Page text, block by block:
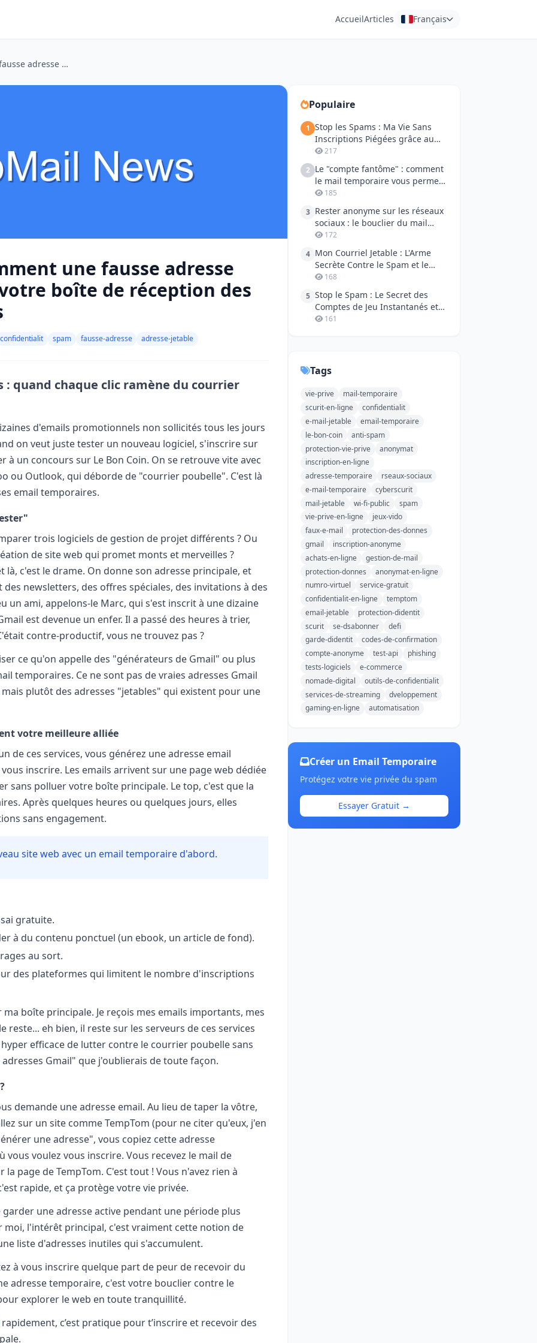
AccueilArticles Français
Stop the Flood: Comment une fausse adresse Gmail peut sauver votre boîte de réception des courriers poubelles
une fausse adresse
boîte de réception des
confidentialit spam fausse-adresse adresse-jetable
: quand chaque clic ramène du courrier
d'emails promotionnels non sollicités tous les jours
on veut juste tester un nouveau logiciel, s'inscrire sur
un concours sur Le Bon Coin. On se retrouve vite avec
ou Outlook, qui déborde de "courrier poubelle". C'est là
email temporaires.
trois logiciels de gestion de projet différents ? Ou
de site web qui promet monts et merveilles ?
c'est le drame. On donne son adresse principale, et
newsletters, des offres spéciales, des invitations à des
un ami, appelons-le Marc, qui s'est inscrit à une dizaine
est devenue un enfer. Il a passé des heures à trier,
contre-productif, vous ne trouvez pas ?
ce qu'on appelle des "générateurs de Gmail" ou plus
temporaires. Ce ne sont pas de vraies adresses Gmail
plutôt des adresses "jetables" qui existent pour une
votre meilleure alliée
de ces services, vous générez une adresse email
inscrire. Les emails arrivent sur une page web dédiée
sans polluer votre boîte principale. Le top, c'est que la
Après quelques heures ou quelques jours, elles
sans engagement.
site web avec un email temporaire d'abord.
gratuite.
à du contenu ponctuel (un ebook, un article de fond).
au sort.
des plateformes qui limitent le nombre d'inscriptions
boîte principale. Je reçois mes emails importants, mes
eh bien, il reste sur les serveurs de ces services
efficace de lutter contre le courrier poubelle sans
Gmail" que j'oublierais de toute façon.
demande une adresse email. Au lieu de taper la vôtre,
sur un site comme TempTom (pour ne citer qu'eux, j'en
une adresse", vous copiez cette adresse
voulez vous inscrire. Vous recevez le mail de
page de TempTom. C'est tout ! Vous n'avez rien à
rapide, et ça protège votre vie privée.
une adresse active pendant une période plus
moi, l'intérêt principal, c'est vraiment cette notion de
liste d'adresses inutiles qui s'accumulent.
à vous inscrire quelque part de peur de recevoir du
adresse temporaire, c'est votre bouclier contre le
explorer le web en toute tranquillité.
rapidement, c’est pratique pour t’inscrire et recevoir des
Populaire
1 Stop les Spams : Ma Vie Sans
Inscriptions Piégées grâce au
Mail Jetable
217
2 Le "compte fantôme" : comment
le mail temporaire vous permet
de reprendre la parole sur les
185
3 Rester anonyme sur les réseaux
sociaux : le bouclier du mail
temporaire
172
4 Mon Courriel Jetable : L'Arme
Secrète Contre le Spam et le
Phishing
168
5 Stop le Spam : Le Secret des
Comptes de Jeu Instantanés et
Anonymes !
161
Tags
vie-prive
mail-temporaire
scurit-en-ligne
confidentialit
e-mail-jetable
email-temporaire
le-bon-coin
anti-spam
protection-vie-prive
anonymat
inscription-en-ligne
adresse-temporaire
rseaux-sociaux
e-mail-temporaire
cyberscurit
mail-jetable
wi-fi-public
spam
vie-prive-en-ligne
jeux-vido
faux-e-mail
protection-des-donnes
gmail
inscription-anonyme
achats-en-ligne
gestion-de-mail
protection-donnes
anonymat-en-ligne
numro-virtuel
service-gratuit
confidentialit-en-ligne
temptom
email-jetable
protection-didentit
scurit
se-dsabonner
defi
garde-didentit
codes-de-confirmation
compte-anonyme
test-api
phishing
tests-logiciels
e-commerce
nomade-digital
outils-de-confidentialit
services-de-streaming
dveloppement
gaming-en-ligne
automatisation
Créer un Email Temporaire
Protégez votre vie privée du spam
Essayer Gratuit →